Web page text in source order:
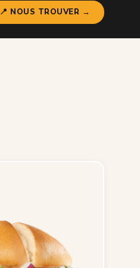
📍 NOUS TROUVER →